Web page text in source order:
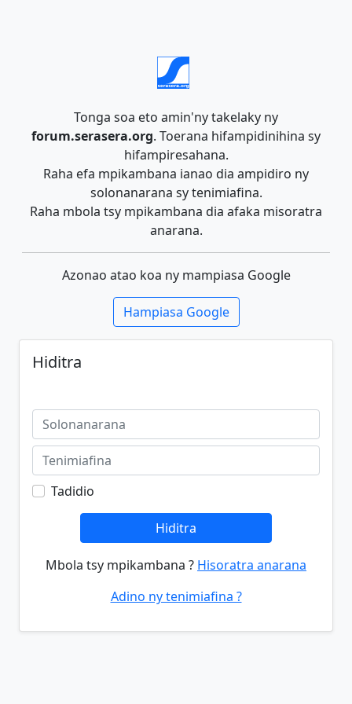
Tonga soa eto amin'ny takelaky ny
forum.serasera.org. Toerana hifampidinihina sy
hifampiresahana.
Raha efa mpikambana ianao dia ampidiro ny
solonanarana sy tenimiafina.
Raha mbola tsy mpikambana dia afaka misoratra
anarana.
Azonao atao koa ny mampiasa Google
Hampiasa Google
Hiditra
Tadidio
Hiditra
Mbola tsy mpikambana ? Hisoratra anarana
Adino ny tenimiafina ?